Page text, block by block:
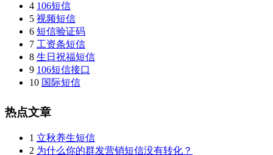
4 106短信
5 视频短信
6 短信验证码
7 工资条短信
8 生日祝福短信
9 106短信接口
10 国际短信
热点文章
1 立秋养生短信
2 为什么你的群发营销短信没有转化？